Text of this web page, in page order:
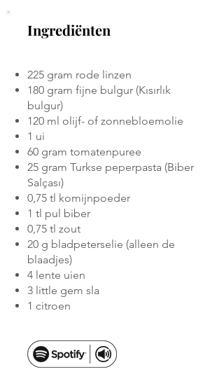
Ingrediënten
225 gram rode linzen
180 gram fijne bulgur (Kısırlık
bulgur)
120 ml olijf- of zonnebloemolie
1 ui
60 gram tomatenpuree
25 gram Turkse peperpasta (Biber
Salçası)
0,75 tl komijnpoeder
1 tl pul biber
0,75 tl zout
20 g bladpeterselie (alleen de
blaadjes)
4 lente uien
3 little gem sla
1 citroen